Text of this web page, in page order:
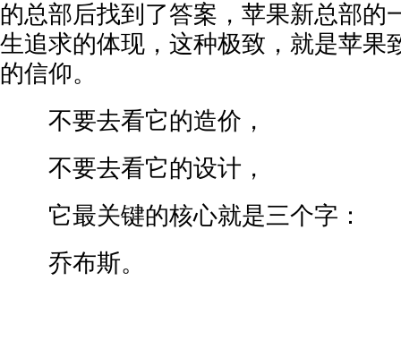
的总部后找到了答案，苹果新总部的
生追求的体现，这种极致，就是苹果
的信仰。
不要去看它的造价，
不要去看它的设计，
它最关键的核心就是三个字：
乔布斯。